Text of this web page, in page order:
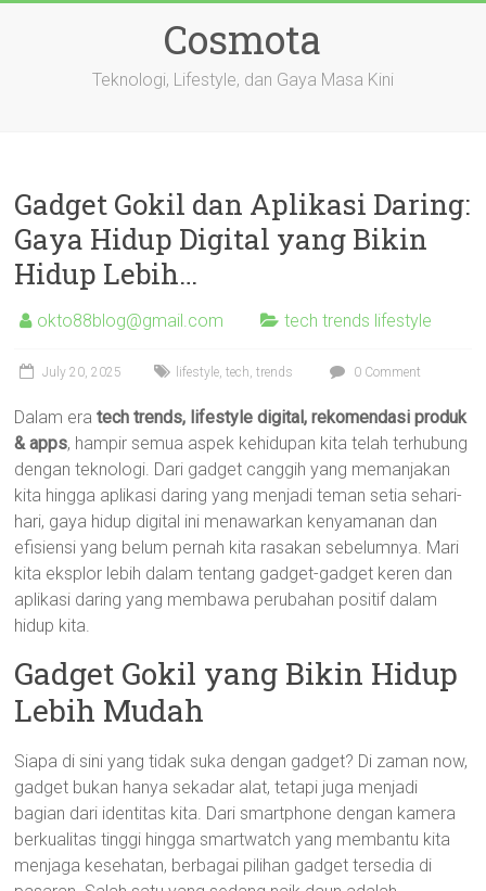
Cosmota
Teknologi, Lifestyle, dan Gaya Masa Kini
Gadget Gokil dan Aplikasi Daring:
Gaya Hidup Digital yang Bikin
Hidup Lebih…
okto88blog@gmail.com tech trends lifestyle
July 20, 2025 lifestyle,tech,trends 0 Comment
Dalam eratech trends, lifestyle digital, rekomendasi produk
& apps, hampir semua aspek kehidupan kita telah terhubung
dengan teknologi. Dari gadget canggih yang memanjakan
kita hingga aplikasi daring yang menjadi teman setia sehari-
hari, gaya hidup digital ini menawarkan kenyamanan dan
efisiensi yang belum pernah kita rasakan sebelumnya. Mari
kita eksplor lebih dalam tentang gadget-gadget keren dan
aplikasi daring yang membawa perubahan positif dalam
hidup kita.
Gadget Gokil yang Bikin Hidup
Lebih Mudah
Siapa di sini yang tidak suka dengan gadget? Di zaman now,
gadget bukan hanya sekadar alat, tetapi juga menjadi
bagian dari identitas kita. Dari smartphone dengan kamera
berkualitas tinggi hingga smartwatch yang membantu kita
menjaga kesehatan, berbagai pilihan gadget tersedia di